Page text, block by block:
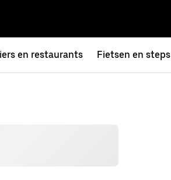
en restaurants Fietsen en steps